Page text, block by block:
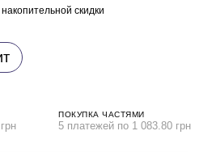
скидки
ПОКУПКА ЧАСТЯМИ
5 платежей по 1 083.80 грн